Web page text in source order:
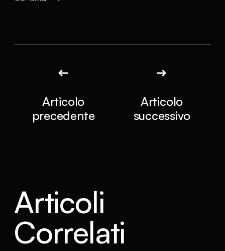
Articolo
precedente
Articolo
successivo
Articoli
Correlati